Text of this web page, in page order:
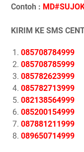
Contoh :
KIRIM KE SMS
085708784999
085708785999
085782623999
085782713999
082138564999
085200154999
087881211999
089650714999